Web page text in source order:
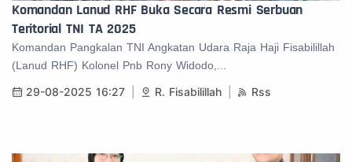
Komandan Lanud RHF Buka Secara Resmi Serbuan
Teritorial TNI TA 2025
Komandan Pangkalan TNI Angkatan Udara Raja Haji Fisabilillah
(Lanud RHF) Kolonel Pnb Rony Widodo,...
29-08-2025 16:27 R. Fisabilillah Rss